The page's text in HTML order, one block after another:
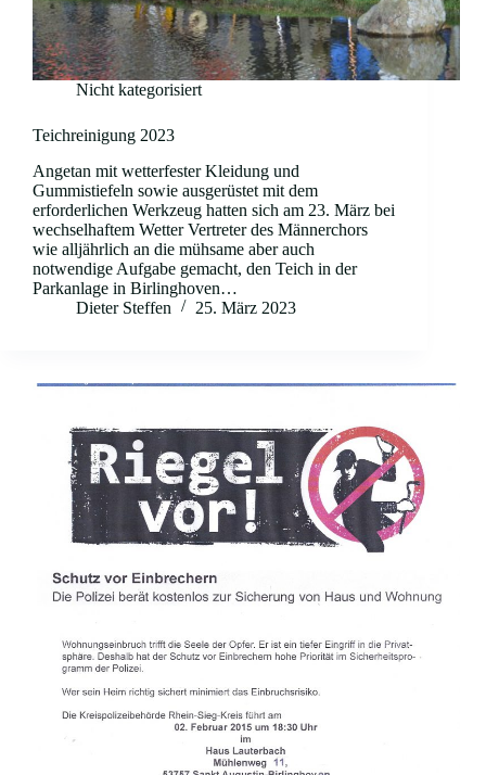
Nicht kategorisiert
Teichreinigung 2023
Angetan mit wetterfester Kleidung und
Gummistiefeln sowie ausgerüstet mit dem
erforderlichen Werkzeug hatten sich am 23. März bei
wechselhaftem Wetter Vertreter des Männerchors
wie alljährlich an die mühsame aber auch
notwendige Aufgabe gemacht, den Teich in der
Parkanlage in Birlinghoven…
Dieter Steffen
25. März 2023